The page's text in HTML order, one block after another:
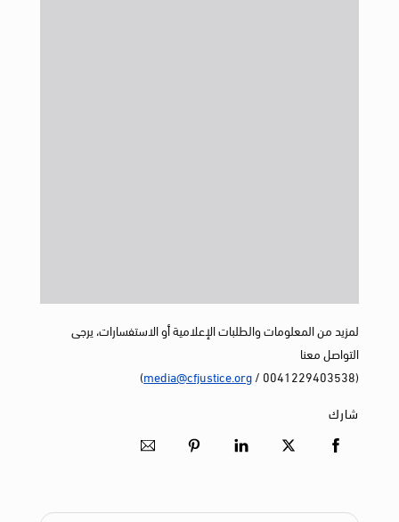
لمزيد من المعلومات والطلبات الإعلامية أو الاستفسارات، يرجى
التواصل معنا
(0041229403538 /
media@cfjustice.org
)
شارك